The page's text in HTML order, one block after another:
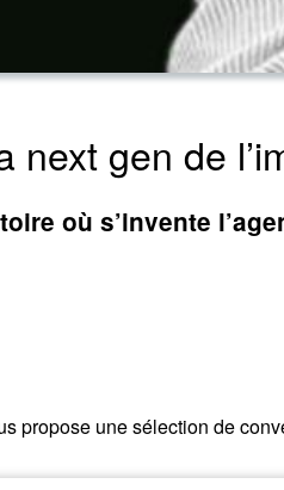
gen de
où s’invente
propose une sélection de